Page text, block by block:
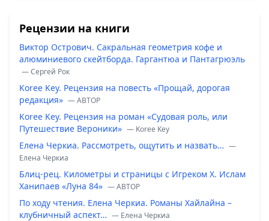
Рецензии на книги
Виктор Острович. Сакральная геометрия кофе и
алюминиевого скейтборда. Гаргантюа и Пантагрюэль
— Сергей Рок
Koree Key. Рецензия на повесть «Прощай, дорогая
редакция» — ABTOP
Koree Key. Рецензия на роман «Судовая роль, или
Путешествие Вероники» — Koree Key
Елена Черкиа. Рассмотреть, ощутить и назвать… —
Елена Черкиа
Блиц-рец. Километры и страницы с Игреком Х. Ислам
Ханипаев «Луна 84» — ABTOP
По ходу чтения. Елена Черкиа. Романы Хайлайна –
клубничный аспект… — Елена Черкиа